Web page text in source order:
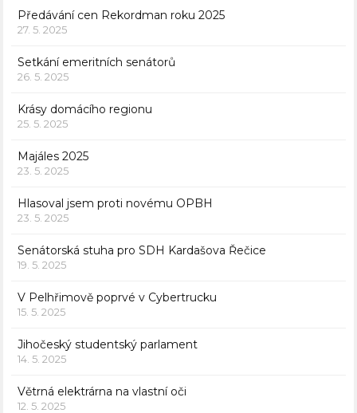
Předávání cen Rekordman roku 2025
27. 5. 2025
Setkání emeritních senátorů
26. 5. 2025
Krásy domácího regionu
25. 5. 2025
Majáles 2025
23. 5. 2025
Hlasoval jsem proti novému OPBH
23. 5. 2025
Senátorská stuha pro SDH Kardašova Řečice
19. 5. 2025
V Pelhřimově poprvé v Cybertrucku
15. 5. 2025
Jihočeský studentský parlament
14. 5. 2025
Větrná elektrárna na vlastní oči
12. 5. 2025